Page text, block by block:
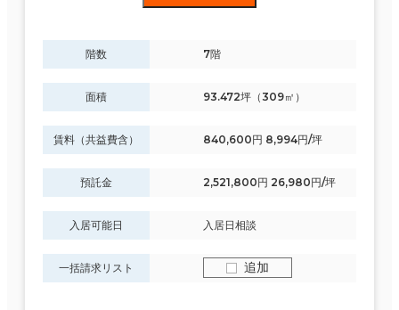
階数 7階
面積 93.472坪（309㎡）
賃料（共益費含） 840,600円 8,994円/坪
預託金 2,521,800円 26,980円/坪
入居可能日 入居日相談
一括請求リスト 追加